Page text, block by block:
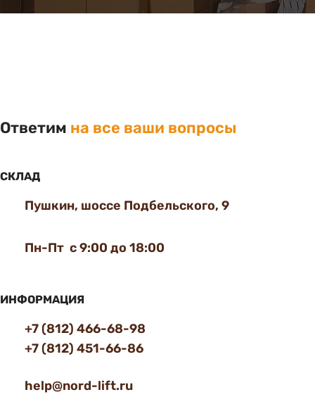
Ответим на все ваши вопросы
СКЛАД
Пушкин, шоссе Подбельского, 9
Пн-Пт с 9:00 до 18:00
ИНФОРМАЦИЯ
+7 (812) 466-68-98
+7 (812) 451-66-86
help@nord-lift.ru